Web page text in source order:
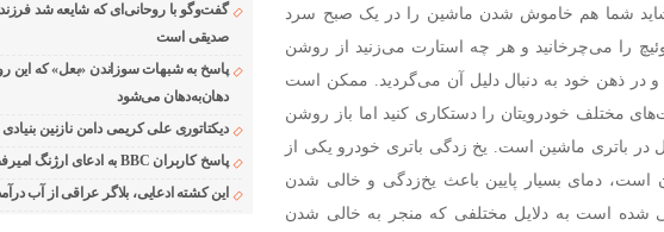
شما هم خاموش شدن ماشین را در یک صبح سرد
را می‌چرخانید و هر چه استارت می‌زنید از روشن
ذهن خود به دنبال دلیل آن می‌گردید. ممکن است
مختلف خودرویتان را دستکاری کنید اما باز روشن
باتری ماشین است. یخ زدگی باتری خودرو یکی از
دمای بسیار پایین باعث یخ‌زدگی و خالی شدن
شده است به دلایل مختلفی که منجر به خالی شدن
گفت‌وگو با روحانی‌ای که شایعه شد
صدیقی است
پاسخ به شبهات سوزاندن «بعل» که این
دهان‌به‌دهان می‌شود
دیکتاتوری علی کریمی دامن نازنین
پاسخ کاربران BBC به ادعای ارژنگ امیرفضلی
این کشته ادعایی، بلاگر عراقی از آب